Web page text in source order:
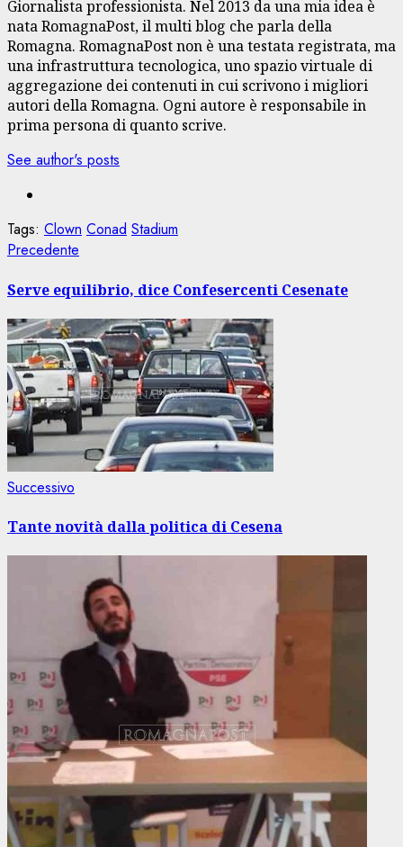
Giornalista professionista. Nel 2013 da una mia idea è
nata RomagnaPost, il multi blog che parla della
Romagna. RomagnaPost non è una testata registrata, ma
una infrastruttura tecnologica, uno spazio virtuale di
aggregazione dei contenuti in cui scrivono i migliori
autori della Romagna. Ogni autore è responsabile in
prima persona di quanto scrive.
See author's posts
Tags: Clown Conad Stadium
Navigazione
articolo
Precedente
Serve equilibrio, dice Confesercenti Cesenate
Successivo
Tante novità dalla politica di Cesena